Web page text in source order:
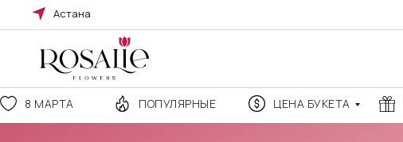
8 МАРТА ПОПУЛЯРНЫЕ ЦЕНА БУКЕТА
Астана